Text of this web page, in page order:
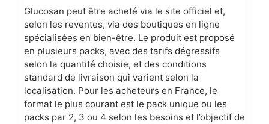
Glucosan peut être acheté via le site officiel et,
selon les reventes, via des boutiques en ligne
spécialisées en bien-être. Le produit est proposé
en plusieurs packs, avec des tarifs dégressifs
selon la quantité choisie, et des conditions
standard de livraison qui varient selon la
localisation. Pour les acheteurs en France, le
format le plus courant est le pack unique ou les
packs par 2, 3 ou 4 selon les besoins et l’objectif de